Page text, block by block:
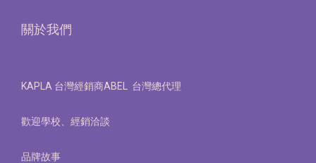
關於我們
KAPLA 台灣經銷商ABEL 台灣總代理
歡迎學校、經銷洽談
品牌故事